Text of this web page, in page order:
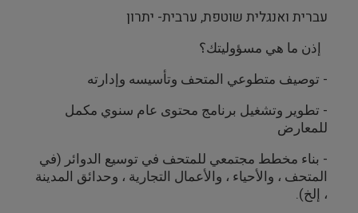
עברית ואנגלית שוטפת, ערבית- יתרון
إذن ما هي مسؤوليتك؟
- توصيف متطوعي المتحف وتأسيسه وإدارته
- تطوير وتشغيل برنامج محتوى عام سنوي مكمل
للمعارض
- بناء مخطط مجتمعي للمتحف في توسيع الدوائر (في
المتحف ، والأحياء ، والأعمال التجارية ، وحدائق المدينة
، إلخ).